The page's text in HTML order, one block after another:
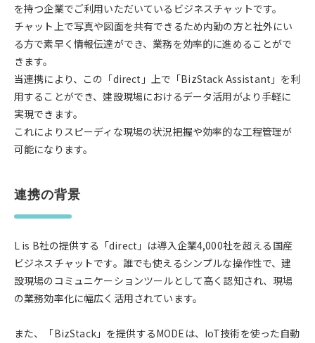
を持つ企業でご利用いただいているビジネスチャットです。
チャット上で写真や図面を共有できるため内勤の方と社外にい
る方で素早く情報伝達ができ、業務を効率的に進めることがで
きます。
当連携により、この「direct」上で「BizStack Assistant」を利
用することができ、建設現場におけるデータ活用がより手軽に
実現できます。
これによりスピーディな現場の状況把握や効率的な工程管理が
可能になります。
連携の背景
L is B社の提供する「direct」は導入企業4,000社を超える国産
ビジネスチャットです。誰でも使えるシンプルな操作性で、建
設現場のコミュニケーションツールとして高く認知され、現場
の業務効率化に幅広く活用されています。
また、「BizStack」を提供するMODEは、IoT技術を使った自動